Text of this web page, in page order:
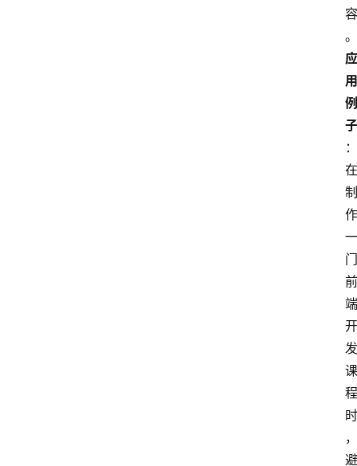
容
。
应
用
例
子
：
在
制
作
一
门
前
端
开
发
课
程
时
，
避